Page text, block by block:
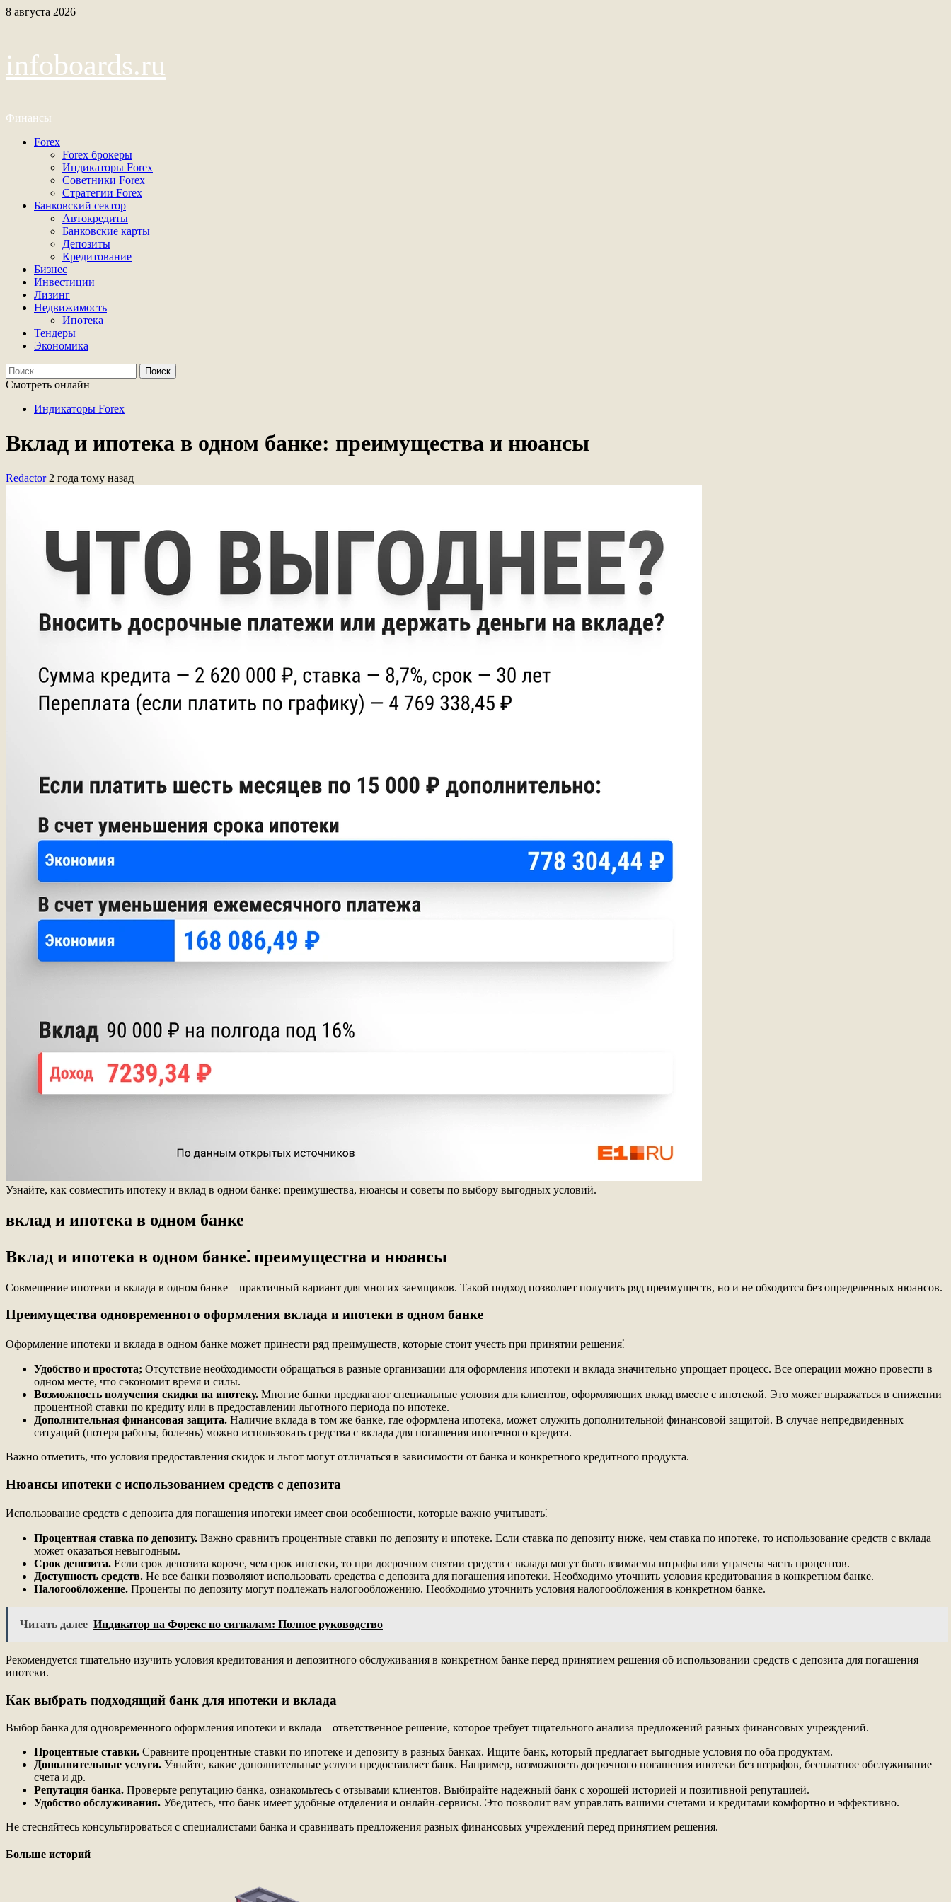
Перейти
8 августа 2026
infoboards.ru
Финансы
Основное
Forex
Forex брокеры
Индикаторы Forex
Советники Forex
Стратегии Forex
Банковский сектор
Автокредиты
Банковские карты
Депозиты
Кредитование
Бизнес
Инвестиции
Лизинг
Недвижимость
Ипотека
Тендеры
Экономика
Найти:
Смотреть онлайн
Индикаторы Forex
Вклад и ипотека в одном банке: преимущества и нюансы
Redactor 2 года тому назад
Узнайте, как совместить ипотеку и вклад в одном банке: преимущества, нюансы и советы по выбору выгодных условий.
вклад и ипотека в одном банке
Вклад и ипотека в одном банке⁚ преимущества и нюансы
Совмещение ипотеки и вклада в одном банке – практичный вариант для многих заемщиков. Такой подход позволяет получить ряд преимуществ, но и не обходится без определенных нюансов.
Преимущества одновременного оформления вклада и ипотеки в одном банке
Оформление ипотеки и вклада в одном банке может принести ряд преимуществ, которые стоит учесть при принятии решения⁚
Удобство и простота; Отсутствие необходимости обращаться в разные организации для оформления ипотеки и вклада значительно упрощает процесс. Все операции можно провести в
одном месте, что сэкономит время и силы.
Возможность получения скидки на ипотеку. Многие банки предлагают специальные условия для клиентов, оформляющих вклад вместе с ипотекой. Это может выражаться в снижении
процентной ставки по кредиту или в предоставлении льготного периода по ипотеке.
Дополнительная финансовая защита. Наличие вклада в том же банке, где оформлена ипотека, может служить дополнительной финансовой защитой. В случае непредвиденных
ситуаций (потеря работы, болезнь) можно использовать средства с вклада для погашения ипотечного кредита.
Важно отметить, что условия предоставления скидок и льгот могут отличаться в зависимости от банка и конкретного кредитного продукта.
Нюансы ипотеки с использованием средств с депозита
Использование средств с депозита для погашения ипотеки имеет свои особенности, которые важно учитывать⁚
Процентная ставка по депозиту. Важно сравнить процентные ставки по депозиту и ипотеке. Если ставка по депозиту ниже, чем ставка по ипотеке, то использование средств с вклада
может оказаться невыгодным.
Срок депозита. Если срок депозита короче, чем срок ипотеки, то при досрочном снятии средств с вклада могут быть взимаемы штрафы или утрачена часть процентов.
Доступность средств. Не все банки позволяют использовать средства с депозита для погашения ипотеки. Необходимо уточнить условия кредитования в конкретном банке.
Налогообложение. Проценты по депозиту могут подлежать налогообложению. Необходимо уточнить условия налогообложения в конкретном банке.
Читать далее Индикатор на Форекс по сигналам: Полное руководство
Рекомендуется тщательно изучить условия кредитования и депозитного обслуживания в конкретном банке перед принятием решения об использовании средств с депозита для погашения
ипотеки.
Как выбрать подходящий банк для ипотеки и вклада
Выбор банка для одновременного оформления ипотеки и вклада – ответственное решение, которое требует тщательного анализа предложений разных финансовых учреждений.
Процентные ставки. Сравните процентные ставки по ипотеке и депозиту в разных банках. Ищите банк, который предлагает выгодные условия по оба продуктам.
Дополнительные услуги. Узнайте, какие дополнительные услуги предоставляет банк. Например, возможность досрочного погашения ипотеки без штрафов, бесплатное обслуживание
счета и др.
Репутация банка. Проверьте репутацию банка, ознакомьтесь с отзывами клиентов. Выбирайте надежный банк с хорошей историей и позитивной репутацией.
Удобство обслуживания. Убедитесь, что банк имеет удобные отделения и онлайн-сервисы. Это позволит вам управлять вашими счетами и кредитами комфортно и эффективно.
Не стесняйтесь консультироваться с специалистами банка и сравнивать предложения разных финансовых учреждений перед принятием решения.
Больше историй